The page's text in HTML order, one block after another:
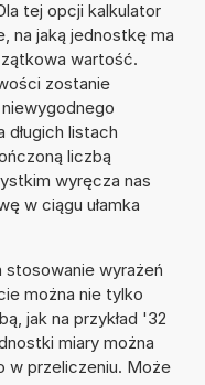
tej opcji kalkulator
na jaką jednostkę ma
wartość.
zostanie
listach
liczbą
wyręcza nas
w ciągu ułamka
stosowanie wyrażeń
można nie tylko
jak na przykład '32
miary można
w przeliczeniu. Może